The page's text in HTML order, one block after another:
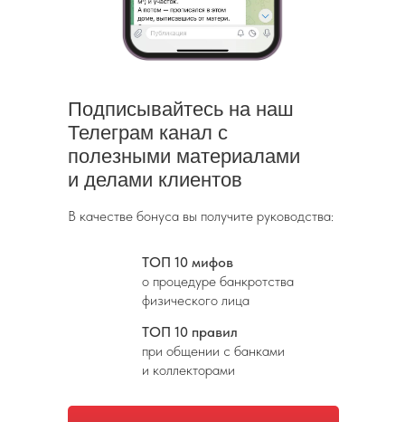
Подписывайтесь на наш
Телеграм канал с
полезными материалами
и делами клиентов
В качестве бонуса вы получите руководства:
ТОП 10 мифов
о процедуре банкротства
физического лица
ТОП 10 правил
при общении с банками
и коллекторами